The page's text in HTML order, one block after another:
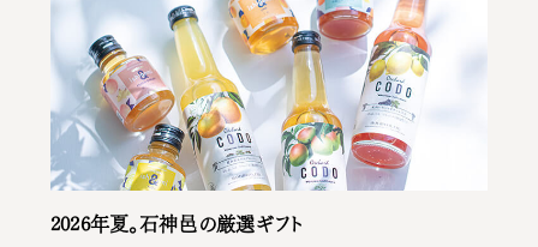
2026年夏。石神邑の厳選ギフト